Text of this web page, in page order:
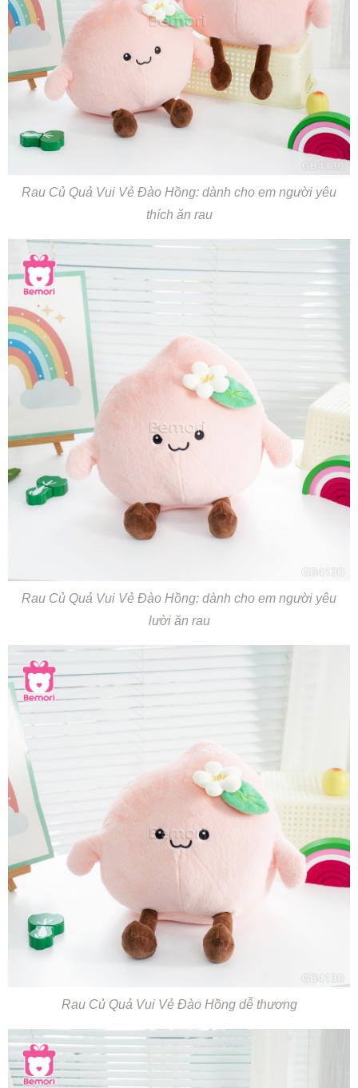
Rau Củ Quả Vui Vẻ Đào Hồng: dành cho em người yêu
thích ăn rau
Rau Củ Quả Vui Vẻ Đào Hồng: dành cho em người yêu
lười ăn rau
Rau Củ Quả Vui Vẻ Đào Hồng dễ thương